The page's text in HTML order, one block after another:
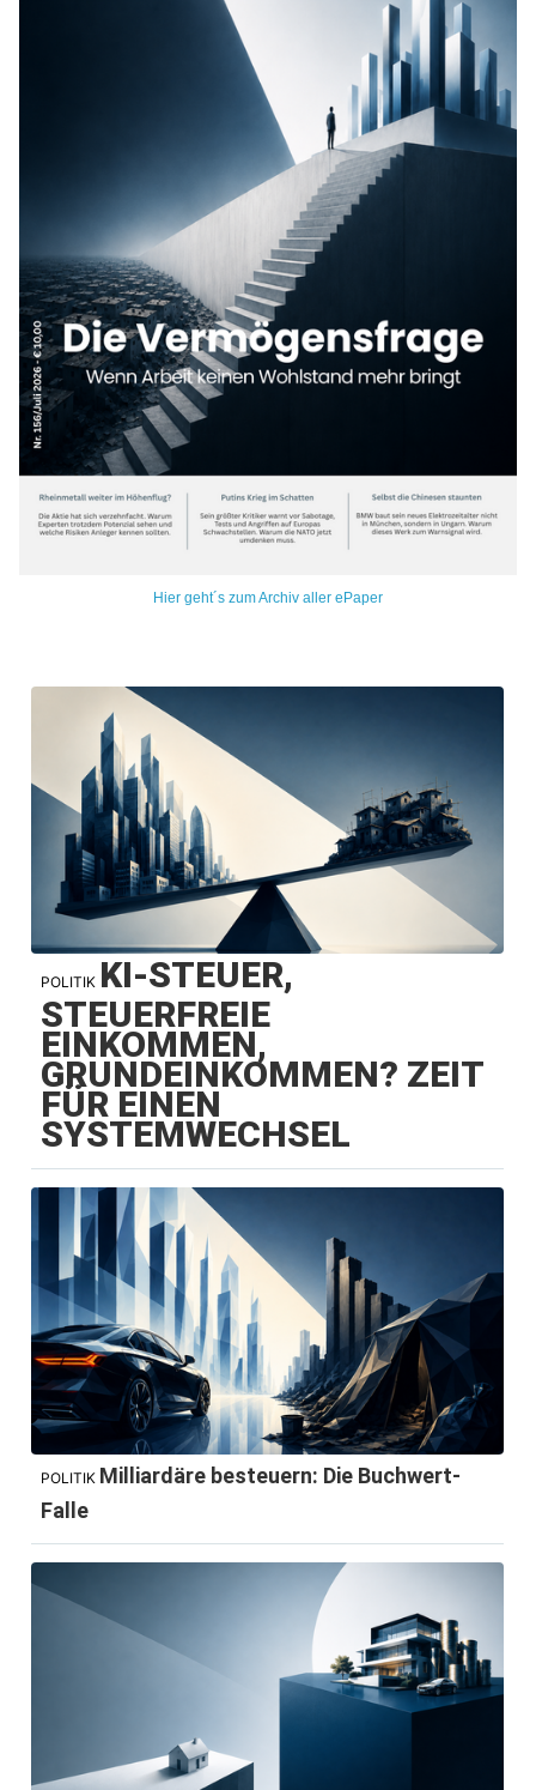
Hier geht´s zum Archiv aller ePaper
POLITIK KI-STEUER,
STEUERFREIE
EINKOMMEN,
GRUNDEINKOMMEN? ZEIT
FÜR EINEN
SYSTEMWECHSEL
POLITIK Milliardäre besteuern: Die Buchwert-
Falle